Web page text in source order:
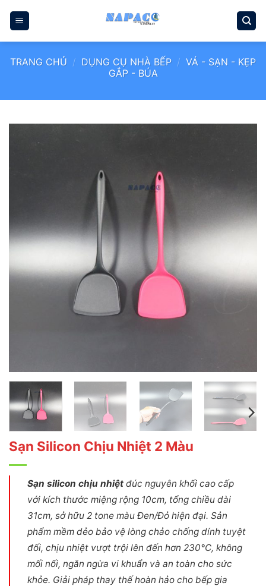
qua
TRANG CHỦ / DỤNG CỤ NHÀ BẾP / VÁ - SẠN - KẸP
GẮP - BÚA
Sạn Silicon Chịu Nhiệt 2 Màu
Sạn silicon chịu nhiệtđúc nguyên khối cao cấp
với kích thước miệng rộng 10cm, tổng chiều dài
31cm, sở hữu 2 tone màu Đen/Đỏ hiện đại. Sản
phẩm mềm dẻo bảo vệ lòng chảo chống dính tuyệt
đối, chịu nhiệt vượt trội lên đến hơn 230°C, không
mối nối, ngăn ngừa vi khuẩn và an toàn cho sức
khỏe. Giải pháp thay thế hoàn hảo cho bếp gia